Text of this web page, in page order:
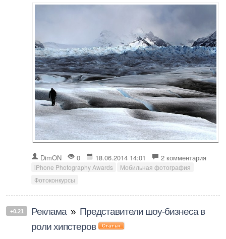
DimON 0 18.06.2014 14:01 2 комментария
iPhone Photography Awards
Мобильная фотография
Фотоконкурсы
+0.21 Реклама » Представители шоу-бизнеса в
роли хипстеров